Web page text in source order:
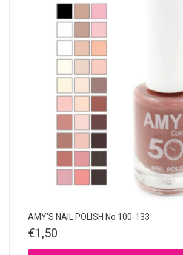
AMY’S NAIL POLISH Νο 100-133
€1,50